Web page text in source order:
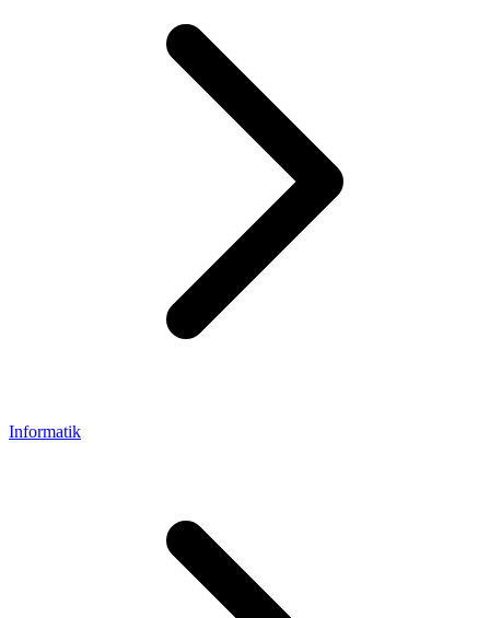
Informatik